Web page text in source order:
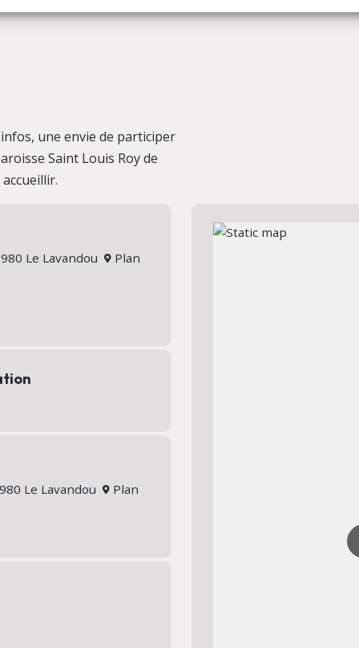
une envie de participer
Saint Louis Roy de
Le Lavandou
Plan
Le Lavandou
Plan